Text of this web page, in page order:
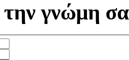
την γνώμη